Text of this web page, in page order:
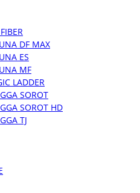
DF MAX
ES
MF
LADDER
SOROT
SOROT HD
TJ